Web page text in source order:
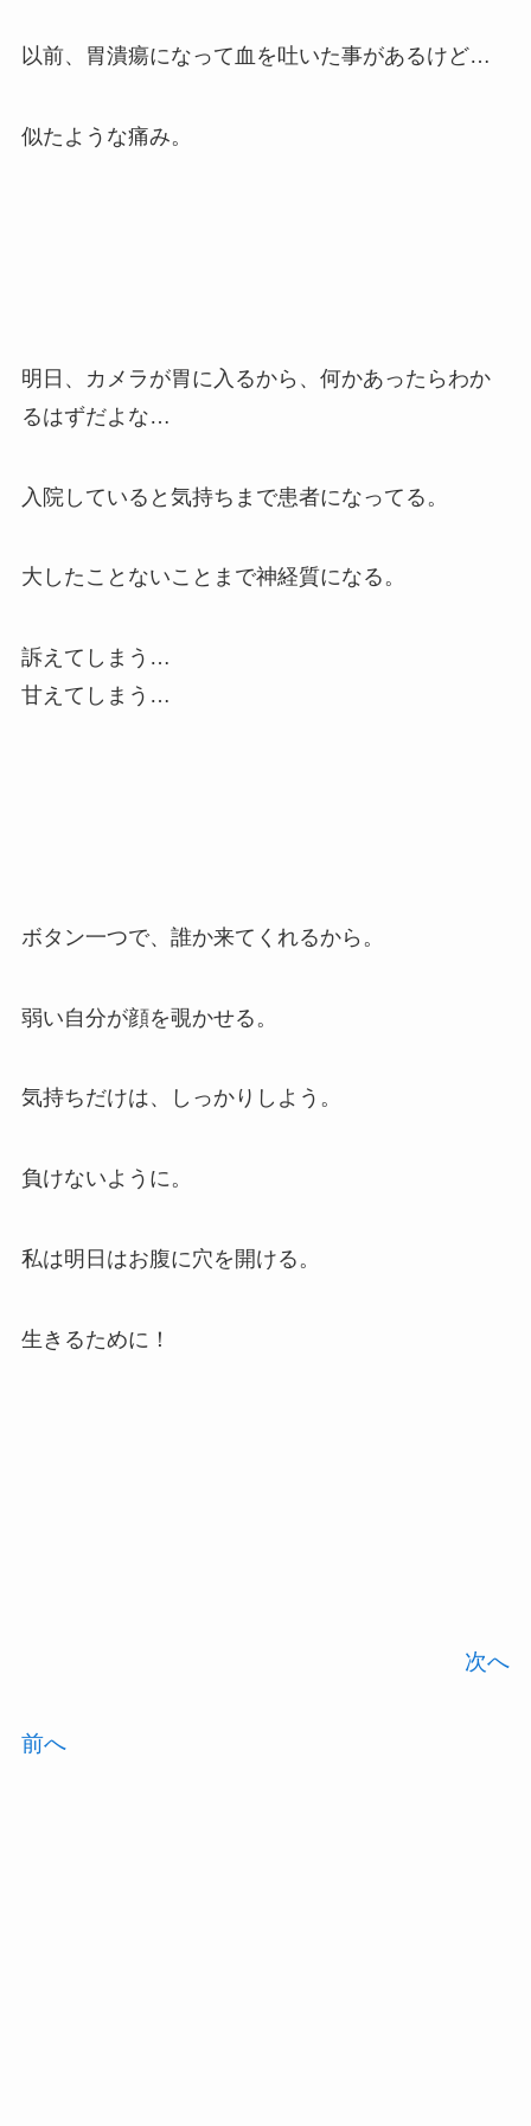
以前、胃潰瘍になって血を吐いた事があるけど…
似たような痛み。
明日、カメラが胃に入るから、何かあったらわか
るはずだよな…
入院していると気持ちまで患者になってる。
大したことないことまで神経質になる。
訴えてしまう…
甘えてしまう…
ボタン一つで、誰か来てくれるから。
弱い自分が顔を覗かせる。
気持ちだけは、しっかりしよう。
負けないように。
私は明日はお腹に穴を開ける。
生きるために！
次へ
前へ